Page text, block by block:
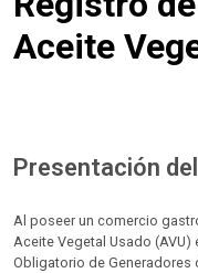
Aceite
Presentación
Al poseer un comercio
Aceite Vegetal Usado
Obligatorio de Generadores